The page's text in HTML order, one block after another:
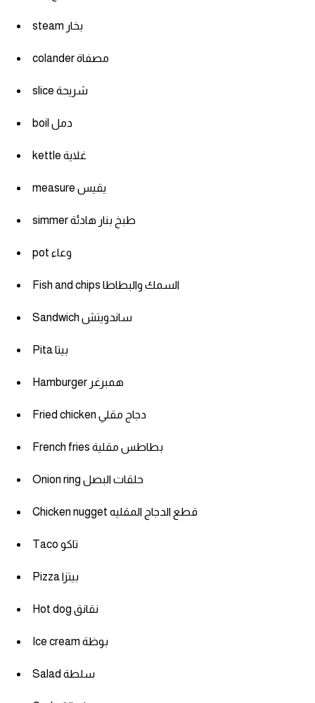
steam بخار
colander مصفاة
slice شريحة
boil دمل
kettle غلاية
measure يقيس
simmer طبخ بنار هادئة
pot وعاء
Fish and chips السمك والبطاطا
Sandwich ساندويتش
Pita بيتا
Hamburger همبرغر
Fried chicken دجاج مقلي
French fries بطاطس مقلية
Onion ring حلقات البصل
Chicken nugget قطع الدجاج المقليه
Taco تاكو
Pizza بيتزا
Hot dog نقانق
Ice cream بوظة
Salad سلطة